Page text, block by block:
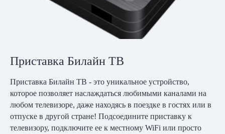
Приставка Билайн ТВ
Приставка Билайн ТВ - это уникальное устройство,
которое позволяет наслаждаться любимыми каналами на
любом телевизоре, даже находясь в поездке в гостях или в
отпуске в другой стране! Подсоедините приставку к
телевизору, подключите ее к местному WiFi или просто